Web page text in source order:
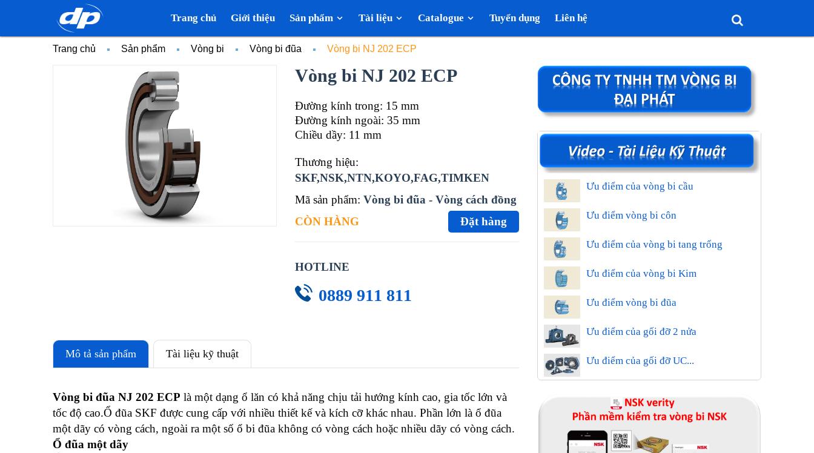
Trang chủ Giới thiệu Sản phẩm Tài liệu Catalogue Tuyển dụng Liên hệ
Trang chủ Sản phẩm Vòng bi Vòng bi đũa Vòng bi NJ 202 ECP
Vòng bi NJ 202 ECP
Đường kính trong: 15 mm
Đường kính ngoài: 35 mm
Chiều dầy: 11 mm
Thương hiệu:
SKF,NSK,NTN,KOYO,FAG,TIMKEN
Mã sản phẩm: Vòng bi đũa - Vòng cách đồng
CÒN HÀNG
Đặt hàng
HOTLINE
0889 911 811
Mô tả sản phẩm Tài liệu kỹ thuật
Vòng bi đũa NJ 202 ECP là một dạng ổ lăn có khả năng chịu tải hướng kính cao, gia tốc lớn và
tốc độ cao.Ổ đũa SKF được cung cấp với nhiều thiết kế và kích cỡ khác nhau. Phần lớn là ổ đũa
một dãy có vòng cách, ngoài ra một số ổ bi đũa không có vòng cách hoặc nhiều dãy có vòng cách.
Ổ đũa một dãy
Ưu điểm của vòng bi cầu
Ưu điểm vòng bi côn
Ưu điểm của vòng bi tang trống
Ưu điểm của vòng bi Kim
Ưu điểm vòng bi đũa
Ưu điểm của gối đỡ 2 nửa
Ưu điểm của gối đỡ UC...